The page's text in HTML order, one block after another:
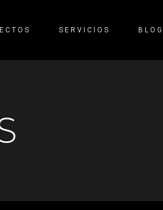
SERVICIOS BLOG